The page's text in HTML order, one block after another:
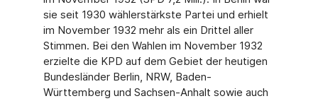
sie seit 1930 wählerstärkste Partei und erhielt
im November 1932 mehr als ein Drittel aller
Stimmen. Bei den Wahlen im November 1932
erzielte die KPD auf dem Gebiet der heuti­gen
Bundesländer Berlin, NRW, Baden-
Württemberg und Sachsen-Anhalt sowie auch